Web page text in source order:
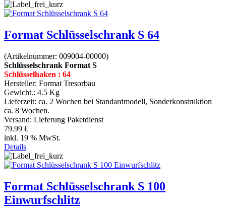
Format Schlüsselschrank S 64
(Artikelnummer: 009004-00000)
Schlüsselschrank Format S
Schlüsselhaken : 64
Hersteller: Format Tresorbau
Gewicht.: 4.5 Kg
Lieferzeit: ca. 2 Wochen bei Standardmodell, Sonderkonstruktion
ca. 8 Wochen.
Versand: Lieferung Paketdienst
79.99 €
inkl. 19 % MwSt.
Details
Format Schlüsselschrank S 100
Einwurfschlitz